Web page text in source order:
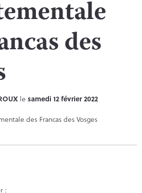
des
le samedi 12 février 2022
: